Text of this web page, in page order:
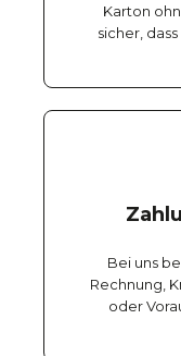
Karton
sicher,
Bei uns
Rechnung,
oder